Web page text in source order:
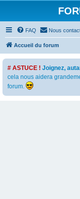
FAQ Nous
Accueil du forum
# ASTUCE ! Joignez,
cela nous aidera
forum.